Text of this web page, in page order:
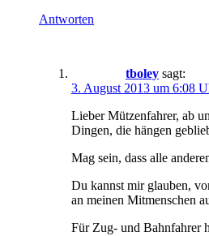
Antworten
tboley sagt:
3. August 2013 um 6:08
Lieber Mützenfahrer, ab
Dingen, die hängen
Mag sein, dass alle
Du kannst mir glauben,
an meinen Mitmenschen
Für Zug- und Bahnfahrer